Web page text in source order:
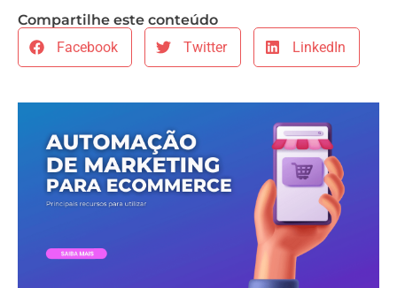
Compartilhe este conteúdo
Facebook
Twitter LinkedIn